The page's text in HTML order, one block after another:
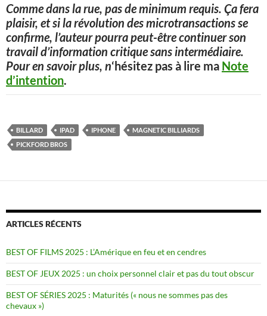
Comme dans la rue, pas de minimum requis. Ça fera
plaisir, et si la révolution des microtransactions se
confirme, l’auteur pourra peut-être continuer son
travail d’information critique sans intermédiaire.
Pour en savoir plus, n‘hésitez pas à lire ma Note
d’intention.
BILLARD IPAD IPHONE
MAGNETIC BILLIARDS
PICKFORD BROS
ARTICLES RÉCENTS
BEST OF FILMS 2025 : L’Amérique en feu et en cendres
BEST OF JEUX 2025 : un choix personnel clair et pas du tout obscur
BEST OF SÉRIES 2025 : Maturités (« nous ne sommes pas des
chevaux »)